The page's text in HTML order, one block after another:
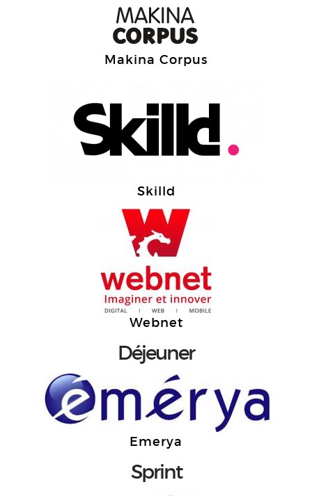
Makina Corpus
Skilld
Webnet
Déjeuner
Emerya
Sprint